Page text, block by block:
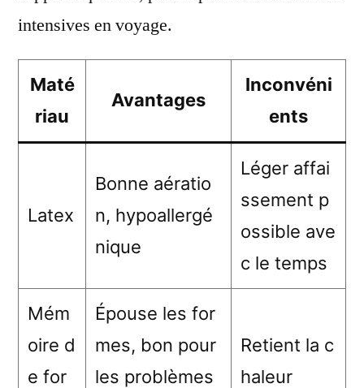
intensives en voyage.
Maté
riau
Avantages
Inconvéni
ents
Latex
Bonne aératio
n, hypoallergé
nique
Léger affai
ssement p
ossible ave
c le temps
Mém
oire d
e for
Épouse les for
mes, bon pour
les problèmes
Retient la c
haleur